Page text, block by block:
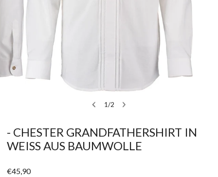
1/2
ÖFFNEN SIE MEDIEN IN DER GALERIEANSICHT
- CHESTER GRANDFATHERSHIRT IN
WEISS AUS BAUMWOLLE
Regulärer
€45,90